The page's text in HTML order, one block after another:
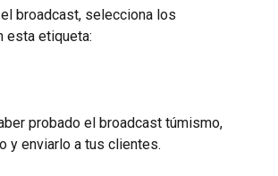
broadcast, selecciona los
esta etiqueta:
probado el broadcast túmismo,
y enviarlo a tus clientes.